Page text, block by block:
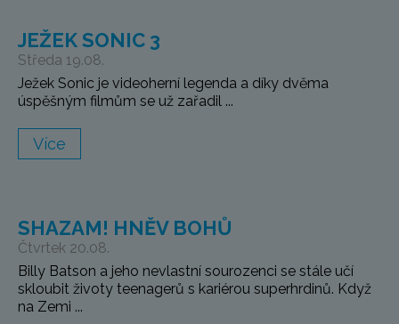
JEŽEK SONIC 3
Středa 19.08.
Ježek Sonic je videoherní legenda a díky dvěma
úspěšným filmům se už zařadil ...
Více
SHAZAM! HNĚV BOHŮ
Čtvrtek 20.08.
Billy Batson a jeho nevlastní sourozenci se stále učí
skloubit životy teenagerů s kariérou superhrdinů. Když
na Zemi ...